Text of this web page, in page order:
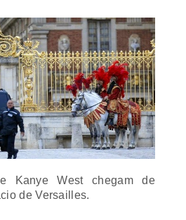
Kanye West chegam de
de Versailles.